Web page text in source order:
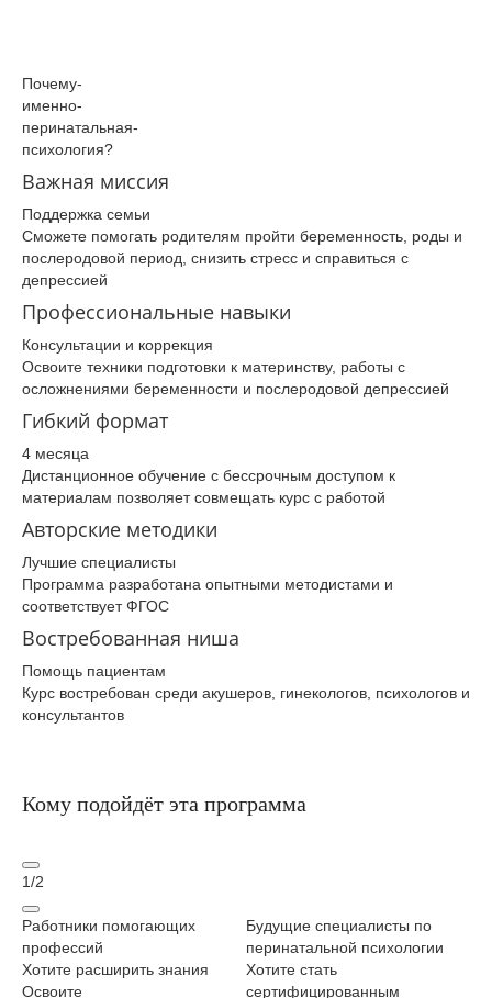
Почему­
именно­
перинатальная­
психология­?
Важная миссия
Поддержка семьи
Сможете помогать родителям пройти беременность, роды и
послеродовой период, снизить стресс и справиться с
депрессией
Профессиональные навыки
Консультации и коррекция
Освоите техники подготовки к материнству, работы с
осложнениями беременности и послеродовой депрессией
Гибкий формат
4 месяца
Дистанционное обучение с бессрочным доступом к
материалам позволяет совмещать курс с работой
Авторские методики
Лучшие специалисты
Программа разработана опытными методистами и
соответствует ФГОС
Востребованная ниша
Помощь пациентам
Курс востребован среди акушеров, гинекологов, психологов и
консультантов
Кому подойдёт эта программа
1/2
Работники помогающих
профессий
Хотите расширить знания
Освоите
Будущие специалисты по
перинатальной психологии
Хотите стать
сертифицированным